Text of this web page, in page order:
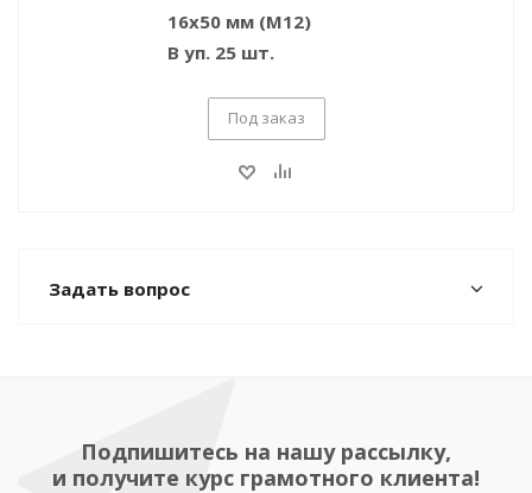
16x50 мм (M12)
В уп. 25 шт.
Под заказ
Задать вопрос
Подпишитесь на нашу рассылку,
и получите курс грамотного клиента!